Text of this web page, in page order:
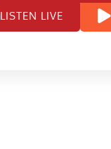
LISTEN LIVE